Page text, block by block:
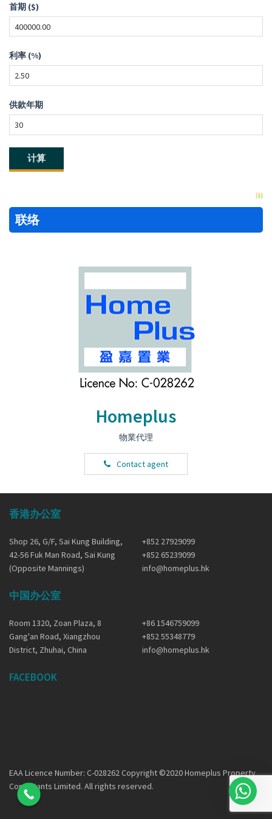
首期 ($)
利率 (%)
供款年期
联络
Homeplus
物業代理
Contact agent
香港办公室
Shop 26, G/F, Sai Kung Building,
42-56 Fuk Man Road, Sai Kung
(Opposite Mannings)
+852 27929099
+852 65239099
info@homeplus.hk
中国办公室
Room 1320, Zoan Plaza, 8
Gang'an Road, Xiangzhou
District, Zhuhai, China
+86 1546759099
+852 55348779
info@homeplus.hk
FACEBOOK
EAA Licence Number: C-028262 Copyright ©2020 Homeplus Property
Consultants Limited. All rights reserved.